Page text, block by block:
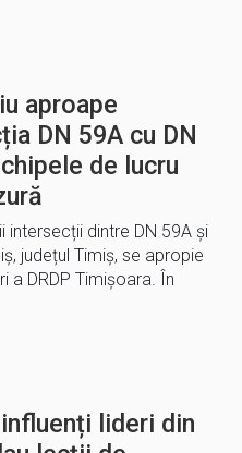
aproape
DN 59A cu DN
de lucru
intersecții dintre DN 59A și
județul Timiș, se apropie
a DRDP Timișoara. În
lideri din